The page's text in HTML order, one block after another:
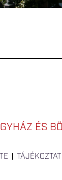
ÉS